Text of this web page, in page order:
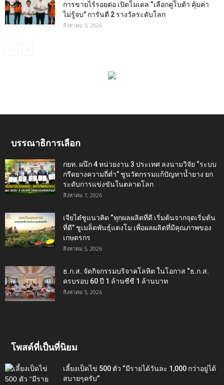
การขายไร้รอยต่อ เปิดโมเดล “เลือกคูโบต้า คุ้มค่า
ไม่รู้จบ” การันตี 2 รางวัลระดับโลก
สิงหาคม 5, 2026
บรรณาธิการเลือก
กยท. ผนึก 4 หน่วยงาน 3 ประเทศ ลงนามวิจัย “ระบบ
กรีดยางความถี่ต่ำ” ชูนวัตกรรมแก้ปัญหาน้ำยาง ยก
ระดับการแข่งขันในตลาดโลก
สิงหาคม 7, 2026
เจียไต๋ชูแนวคิด “ทุกผลผลิตที่ดี เริ่มต้นจากจุดเริ่มต้น
ที่ดี” ชูเมล็ดพันธุ์แตงโม เพื่อผลผลิตที่มีคุณภาพของ
เกษตรกร
สิงหาคม 5, 2026
ธ.ก.ส. จัดกิจกรรมบริจาคโลหิต ในโอกาส “ธ.ก.ส.
ครบรอบ 60 ปี 1 ล้านซีซี 1 ล้านบาท
สิงหาคม 5, 2026
โพสต์ที่เป็นที่นิยม
เลี้ยงเป็ดไข่ 500 ตัว “มีรายได้วันละ 1,000 กว่าอยู่ได้
สบายๆครับ”